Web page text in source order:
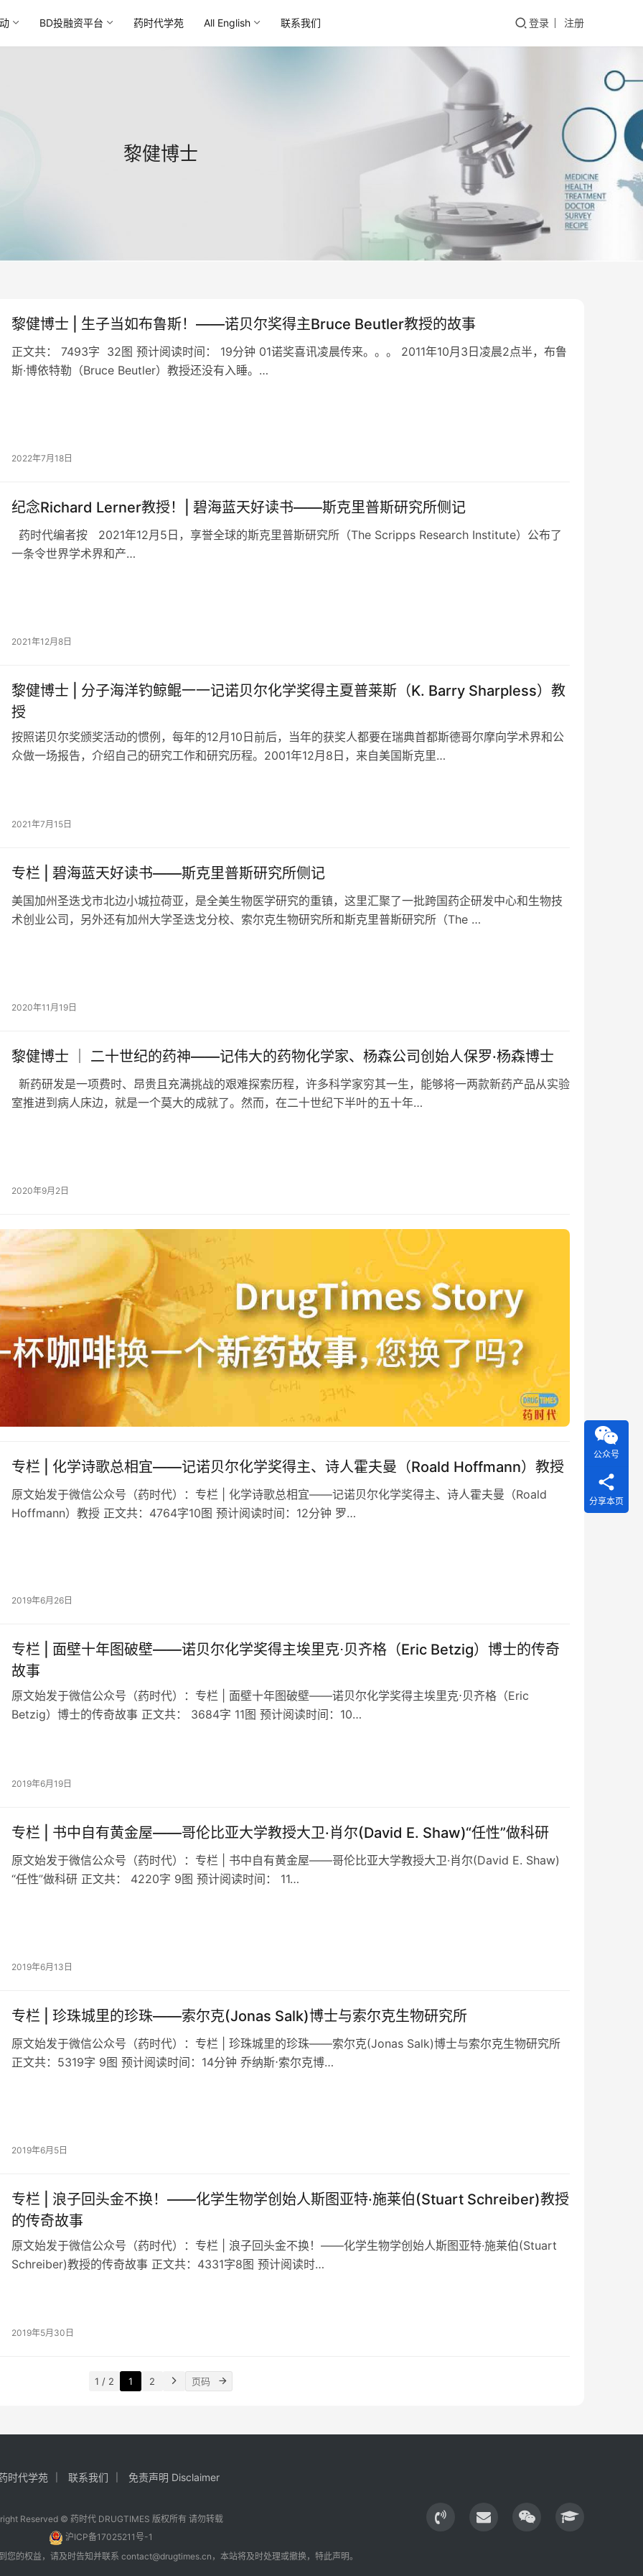
BD投融资平台 药时代学苑 All English 联系我们 登录 注册
黎健博士
黎健博士 | 生子当如布鲁斯！——诺贝尔奖得主Bruce Beutler教授的故事
正文共： 7493字 32图 预计阅读时间： 19分钟 01诺奖喜讯凌晨传来。。。 2011年10月3日凌晨2点半，布鲁
斯·博依特勒（Bruce Beutler）教授还没有入睡。…
2022年7月18日
纪念Richard Lerner教授！| 碧海蓝天好读书——斯克里普斯研究所侧记
药时代编者按 2021年12月5日，享誉全球的斯克里普斯研究所（The Scripps Research Institute）公布了
一条令世界学术界和产…
2021年12月8日
黎健博士 | 分子海洋钓鲸鲲一一记诺贝尔化学奖得主夏普莱斯（K. Barry Sharpless）教
授
按照诺贝尔奖颁奖活动的惯例，每年的12月10日前后，当年的获奖人都要在瑞典首都斯德哥尔摩向学术界和公
众做一场报告，介绍自己的研究工作和研究历程。2001年12月8日，来自美国斯克里…
2021年7月15日
专栏 | 碧海蓝天好读书——斯克里普斯研究所侧记
美国加州圣迭戈市北边小城拉荷亚，是全美生物医学研究的重镇，这里汇聚了一批跨国药企研发中心和生物技
术创业公司，另外还有加州大学圣迭戈分校、索尔克生物研究所和斯克里普斯研究所（The …
2020年11月19日
黎健博士 ｜ 二十世纪的药神——记伟大的药物化学家、杨森公司创始人保罗·杨森博士
新药研发是一项费时、昂贵且充满挑战的艰难探索历程，许多科学家穷其一生，能够将一两款新药产品从实验
室推进到病人床边，就是一个莫大的成就了。然而，在二十世纪下半叶的五十年…
2020年9月2日
专栏 | 化学诗歌总相宜——记诺贝尔化学奖得主、诗人霍夫曼（Roald Hoffmann）教授
原文始发于微信公众号（药时代）：专栏 | 化学诗歌总相宜——记诺贝尔化学奖得主、诗人霍夫曼（Roald
Hoffmann）教授 正文共：4764字10图 预计阅读时间：12分钟 罗…
2019年6月26日
专栏 | 面壁十年图破壁——诺贝尔化学奖得主埃里克⋅贝齐格（Eric Betzig）博士的传奇
故事
原文始发于微信公众号（药时代）：专栏 | 面壁十年图破壁——诺贝尔化学奖得主埃里克⋅贝齐格（Eric
Betzig）博士的传奇故事 正文共： 3684字 11图 预计阅读时间：10…
2019年6月19日
专栏 | 书中自有黄金屋——哥伦比亚大学教授大卫·肖尔(David E. Shaw)“任性”做科研
原文始发于微信公众号（药时代）：专栏 | 书中自有黄金屋——哥伦比亚大学教授大卫·肖尔(David E. Shaw)
“任性”做科研 正文共： 4220字 9图 预计阅读时间： 11…
2019年6月13日
专栏 | 珍珠城里的珍珠——索尔克(Jonas Salk)博士与索尔克生物研究所
原文始发于微信公众号（药时代）：专栏 | 珍珠城里的珍珠——索尔克(Jonas Salk)博士与索尔克生物研究所
正文共：5319字 9图 预计阅读时间：14分钟 乔纳斯⋅索尔克博…
2019年6月5日
专栏 | 浪子回头金不换！——化学生物学创始人斯图亚特·施莱伯(Stuart Schreiber)教授
的传奇故事
原文始发于微信公众号（药时代）：专栏 | 浪子回头金不换！——化学生物学创始人斯图亚特·施莱伯(Stuart
Schreiber)教授的传奇故事 正文共：4331字8图 预计阅读时…
2019年5月30日
1 / 2 1 2
时代学苑 联系我们 免责声明 Disclaimer
Reserved © 药时代 DRUGTIMES 版权所有 请勿转载
沪ICP备17025211号-1
您的权益，请及时告知并联系 contact@drugtimes.cn ，本站将及时处理或撤换，特此声明。
公众号
分享本页